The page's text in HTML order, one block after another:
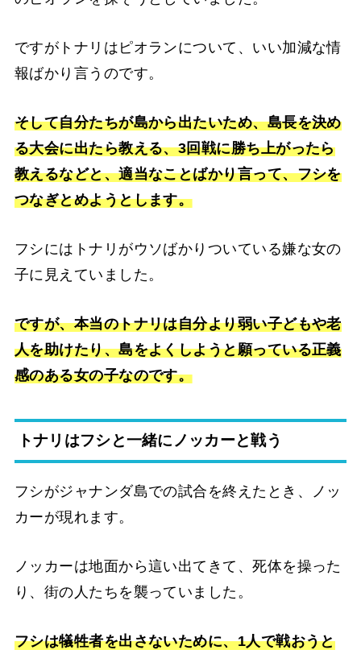
ですがトナリはピオランについて、いい加減な情
報ばかり言うのです。
そして自分たちが島から出たいため、島長を決め
る大会に出たら教える、3回戦に勝ち上がったら
教えるなどと、適当なことばかり言って、フシを
つなぎとめようとします。
フシにはトナリがウソばかりついている嫌な女の
子に見えていました。
ですが、本当のトナリは自分より弱い子どもや老
人を助けたり、島をよくしようと願っている正義
感のある女の子なのです。
トナリはフシと一緒にノッカーと戦う
フシがジャナンダ島での試合を終えたとき、ノッ
カーが現れます。
ノッカーは地面から這い出てきて、死体を操った
り、街の人たちを襲っていました。
フシは犠牲者を出さないために、1人で戦おうと